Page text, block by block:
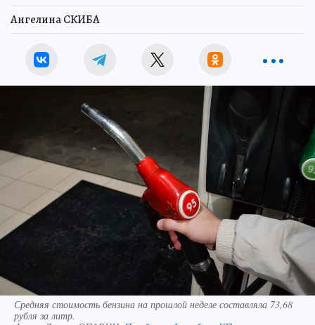
Ангелина СКИБА
Средняя стоимость бензина на прошлой неделе составляла 73,68
рубля за литр.